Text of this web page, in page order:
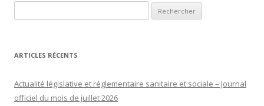
ARTICLES RÉCENTS
Actualité législative et réglementaire sanitaire et sociale – Journal
officiel du mois de juillet 2026